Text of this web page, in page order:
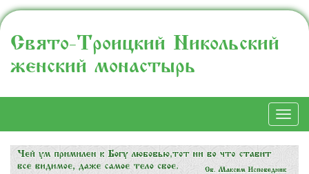
Свято-Троицкий Никольский
женский монастырь